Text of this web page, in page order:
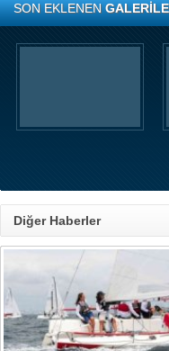
SON EKLENEN
Diğer Haberler